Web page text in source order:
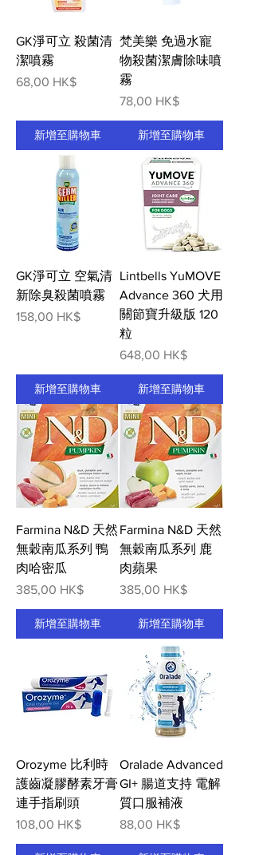
GK淨可立 殺菌清
潔噴霧
價格
68,00 HK$
新增至購物車
梵美樂 免過水寵
物殺菌潔膚除味噴
霧
價格
78,00 HK$
新增至購物車
GK淨可立 空氣清
新除臭殺菌噴霧
價格
158,00 HK$
新增至購物車
Lintbells YuMOVE
Advance 360 犬用
關節寶升級版 120
粒
價格
648,00 HK$
新增至購物車
Farmina N&D 天然
無穀南瓜系列 鴨
肉哈密瓜
價格
385,00 HK$
新增至購物車
Farmina N&D 天然
無穀南瓜系列 鹿
肉蘋果
價格
385,00 HK$
新增至購物車
Orozyme 比利時
護齒凝膠酵素牙膏
連手指刷頭
價格
108,00 HK$
Oralade Advanced
GI+ 腸道支持 電解
質口服補液
價格
88,00 HK$